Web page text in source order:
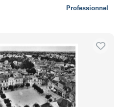
Professionnel